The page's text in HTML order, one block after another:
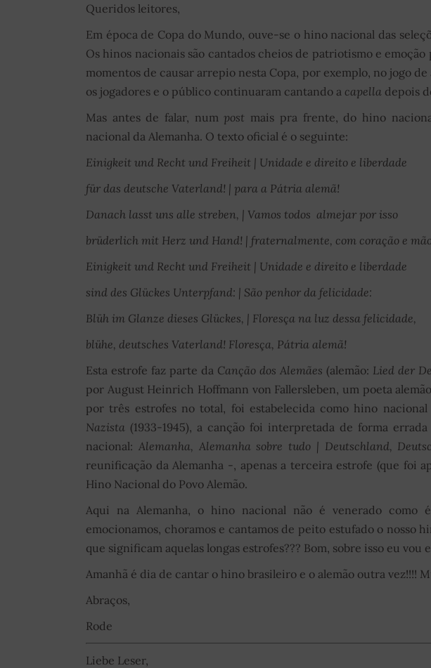
Queridos leitores,
Em época de Copa do Mundo, ouve-se o hino nacional das
Os hinos nacionais são cantados cheios de patriotismo e
momentos de causar arrepio nesta Copa, por exemplo, no jogo
os jogadores e o público continuaram cantando a capella depois
Mas antes de falar, numpost mais pra frente, do hino
nacional da Alemanha. O texto oficial é o seguinte:
Einigkeit und Recht und Freiheit | Unidade e direito e liberdade
für das deutsche Vaterland! | para a Pátria alemã!
Danach lasst uns alle streben, | Vamos todos almejar por isso
brüderlich mit Herz und Hand! | fraternalmente, com coração e
Einigkeit und Recht und Freiheit | Unidade e direito e liberdade
sind des Glückes Unterpfand: | São penhor da felicidade:
Blüh im Glanze dieses Glückes, | Floresça na luz dessa felicidade,
blühe, deutsches Vaterland! Floresça, Pátria alemã!
Esta estrofe faz parte da Canção dos Alemães (alemão: Lied der
por August Heinrich Hoffmann von Fallersleben, um poeta
por três estrofes no total, foi estabelecida como hino
Nazista (1933-1945), a canção foi interpretada de forma
nacional: Alemanha, Alemanha sobre tudo | Deutschland,
reunificação da Alemanha -, apenas a terceira estrofe (que foi
Hino Nacional do Povo Alemão.
Aqui na Alemanha, o hino nacional não é venerado como
emocionamos, choramos e cantamos de peito estufado o nosso
que significam aquelas longas estrofes??? Bom, sobre isso eu vou
Amanhã é dia de cantar o hino brasileiro e o alemão outra vez!!!!
Abraços,
Rode
Liebe Leser,